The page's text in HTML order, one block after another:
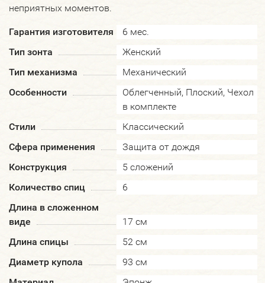
неприятных моментов.
Гарантия изготовителя
6 мес.
Тип зонта
Женский
Тип механизма
Механический
Особенности
Облегченный, Плоский, Чехол
в комплекте
Стили
Классический
Сфера применения
Защита от дождя
Конструкция
5 сложений
Количество спиц
6
Длина в сложенном
виде
17 см
Длина спицы
52 см
Диаметр купола
93 см